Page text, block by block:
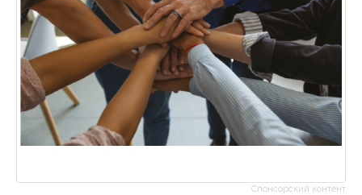
Спонсорский контент